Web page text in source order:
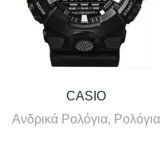
CASIO
Ανδρικά Ρολόγια, Ρολόγια